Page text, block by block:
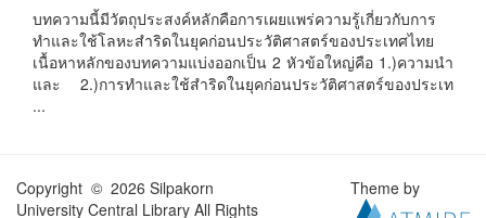
บทความนี้มีวัตถุประสงค์หลักคือการเผยแพร่ความรู้เกี่ยวกับการ
ทำและใช้โลหะสำริดในยุคก่อนประวัติศาสตร์ของประเทศไทย
เนื้อหาหลักของบทความแบ่งออกเป็น 2 หัวข้อใหญ่คือ 1.)ความนำ
และ 2.)การทำและใช้สำริดในยุคก่อนประวัติศาสตร์ของประเท
...
Copyright © 2026 Silpakorn
University Central Library All Rights
Theme by